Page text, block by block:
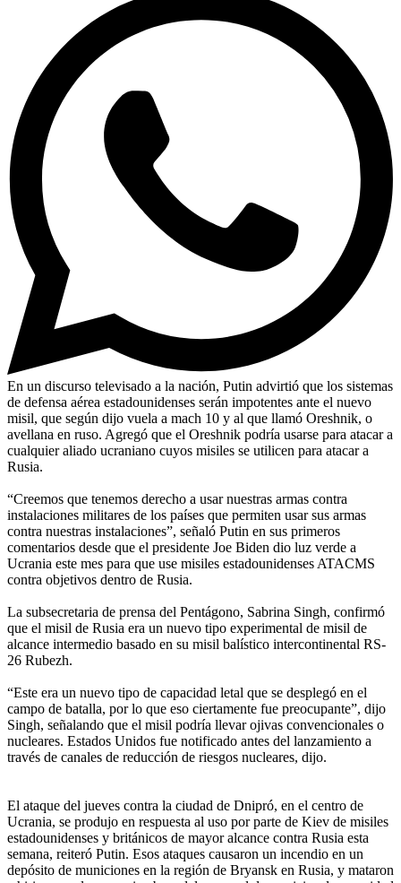
En un discurso televisado a la nación, Putin advirtió que los sistemas
de defensa aérea estadounidenses serán impotentes ante el nuevo
misil, que según dijo vuela a mach 10 y al que llamó Oreshnik, o
avellana en ruso. Agregó que el Oreshnik podría usarse para atacar a
cualquier aliado ucraniano cuyos misiles se utilicen para atacar a
Rusia.
“Creemos que tenemos derecho a usar nuestras armas contra
instalaciones militares de los países que permiten usar sus armas
contra nuestras instalaciones”, señaló Putin en sus primeros
comentarios desde que el presidente Joe Biden dio luz verde a
Ucrania este mes para que use misiles estadounidenses ATACMS
contra objetivos dentro de Rusia.
La subsecretaria de prensa del Pentágono, Sabrina Singh, confirmó
que el misil de Rusia era un nuevo tipo experimental de misil de
alcance intermedio basado en su misil balístico intercontinental RS-
26 Rubezh.
“Este era un nuevo tipo de capacidad letal que se desplegó en el
campo de batalla, por lo que eso ciertamente fue preocupante”, dijo
Singh, señalando que el misil podría llevar ojivas convencionales o
nucleares. Estados Unidos fue notificado antes del lanzamiento a
través de canales de reducción de riesgos nucleares, dijo.
El ataque del jueves contra la ciudad de Dnipró, en el centro de
Ucrania, se produjo en respuesta al uso por parte de Kiev de misiles
estadounidenses y británicos de mayor alcance contra Rusia esta
semana, reiteró Putin. Esos ataques causaron un incendio en un
depósito de municiones en la región de Bryansk en Rusia, y mataron